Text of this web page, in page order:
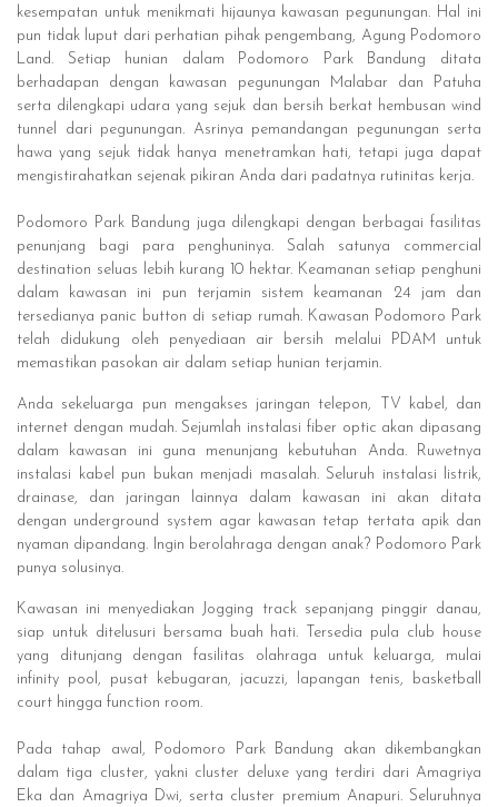
kesempatan untuk menikmati hijaunya kawasan pegunungan. Hal ini
pun tidak luput dari perhatian pihak pengembang, Agung Podomoro
Land. Setiap hunian dalam Podomoro Park Bandung ditata
berhadapan dengan kawasan pegunungan Malabar dan Patuha
serta dilengkapi udara yang sejuk dan bersih berkat hembusan wind
tunnel dari pegunungan. Asrinya pemandangan pegunungan serta
hawa yang sejuk tidak hanya menetramkan hati, tetapi juga dapat
mengistirahatkan sejenak pikiran Anda dari padatnya rutinitas kerja.
Podomoro Park Bandung juga dilengkapi dengan berbagai fasilitas
penunjang bagi para penghuninya. Salah satunya commercial
destination seluas lebih kurang 10 hektar. Keamanan setiap penghuni
dalam kawasan ini pun terjamin sistem keamanan 24 jam dan
tersedianya panic button di setiap rumah. Kawasan Podomoro Park
telah didukung oleh penyediaan air bersih melalui PDAM untuk
memastikan pasokan air dalam setiap hunian terjamin.
Anda sekeluarga pun mengakses jaringan telepon, TV kabel, dan
internet dengan mudah. Sejumlah instalasi fiber optic akan dipasang
dalam kawasan ini guna menunjang kebutuhan Anda. Ruwetnya
instalasi kabel pun bukan menjadi masalah. Seluruh instalasi listrik,
drainase, dan jaringan lainnya dalam kawasan ini akan ditata
dengan underground system agar kawasan tetap tertata apik dan
nyaman dipandang. Ingin berolahraga dengan anak? Podomoro Park
punya solusinya.
Kawasan ini menyediakan Jogging track sepanjang pinggir danau,
siap untuk ditelusuri bersama buah hati. Tersedia pula club house
yang ditunjang dengan fasilitas olahraga untuk keluarga, mulai
infinity pool, pusat kebugaran, jacuzzi, lapangan tenis, basketball
court hingga function room.
Pada tahap awal, Podomoro Park Bandung akan dikembangkan
dalam tiga cluster, yakni cluster deluxe yang terdiri dari Amagriya
Eka dan Amagriya Dwi, serta cluster premium Anapuri. Seluruhnya